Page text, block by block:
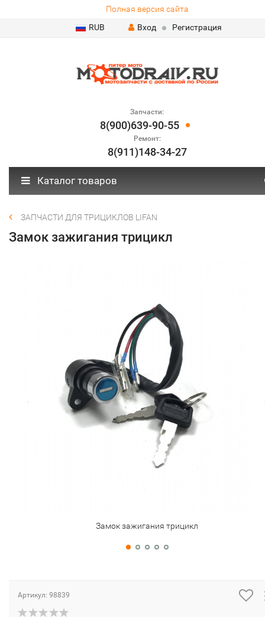
Полная версия сайта
RUB
Вход Регистрация
Запчасти:
8(900)639-90-55
Ремонт:
8(911)148-34-27
Каталог товаров
ЗАПЧАСТИ ДЛЯ ТРИЦИКЛОВ LIFAN
Замок зажигания трицикл
Замок зажигания трицикл
Артикул: 98839